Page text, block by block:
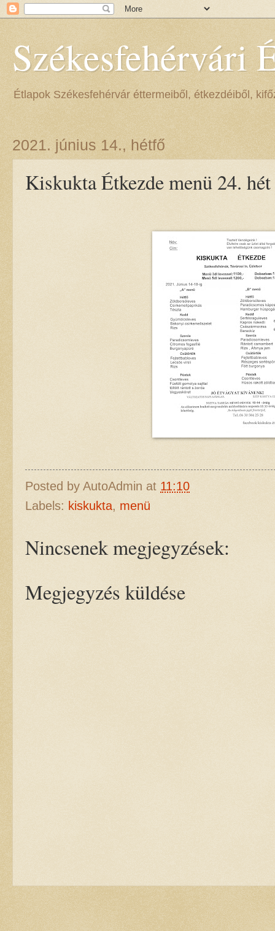
Székesfehérvári
Étlapok Székesfehérvár éttermeiből, étkezdéiből,
2021. június 14., hétfő
Kiskukta Étkezde menü 24. hét
Posted by AutoAdmin at 11:10
Labels: kiskukta, menü
Nincsenek megjegyzések:
Megjegyzés küldése